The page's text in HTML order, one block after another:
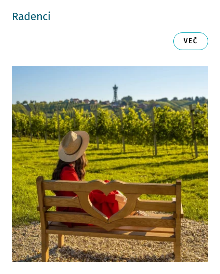
Radenci
VEČ